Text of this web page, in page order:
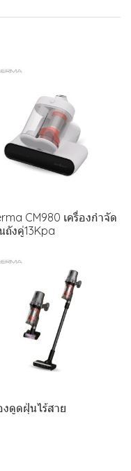
CM980 เครื่องกำจัด
ถังคู่13Kpa
งดูดฝุ่นไร้สาย